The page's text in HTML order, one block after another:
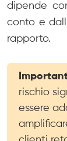
dipende
conto e
rapporto.
rischio
essere